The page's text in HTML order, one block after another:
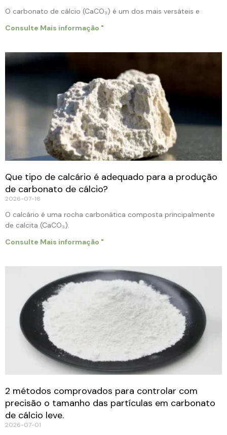
O carbonato de cálcio (CaCO₃) é um dos mais versáteis e
Consulte Mais informação "
Que tipo de calcário é adequado para a produção
de carbonato de cálcio?
2026-07-16
O calcário é uma rocha carbonática composta principalmente
de calcita (CaCO₃).
Consulte Mais informação "
2 métodos comprovados para controlar com
precisão o tamanho das partículas em carbonato
de cálcio leve.
2026-07-01